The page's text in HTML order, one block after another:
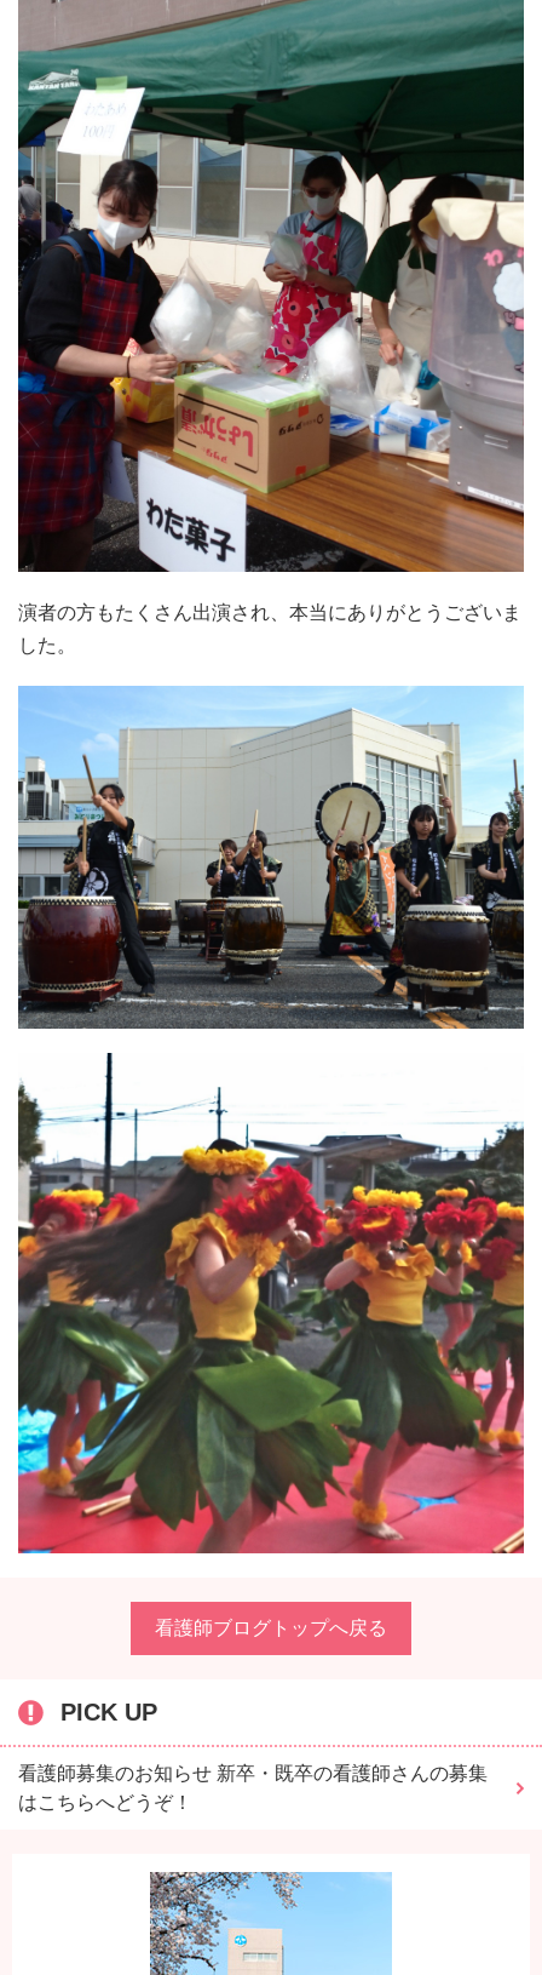
演者の方もたくさん出演され、本当にありがとうございま
した。
看護師ブログトップへ戻る
PICK UP
看護師募集のお知らせ 新卒・既卒の看護師さんの募集
はこちらへどうぞ！